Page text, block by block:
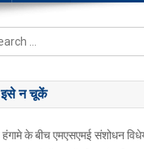
इसे न चूकें
हंगामे के बीच एमएसएमई संशोधन